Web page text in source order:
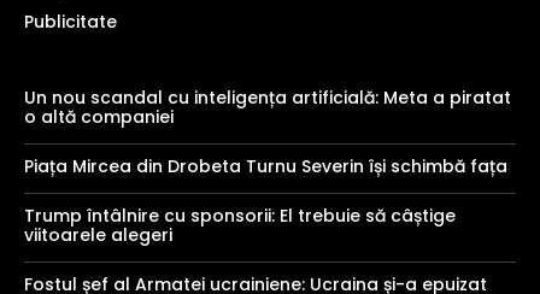
Publicitate
Un nou scandal cu inteligența artificială: Meta a piratat
o altă companiei
Piața Mircea din Drobeta Turnu Severin își schimbă fața
Trump întâlnire cu sponsorii: El trebuie să câștige
viitoarele alegeri
Fostul șef al Armatei ucrainiene: Ucraina și-a epuizat